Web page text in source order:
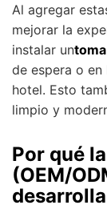
Al agregar
mejorar la
instalar un
de espera o
hotel. Esto
limpio y
Por qué
(OEM/